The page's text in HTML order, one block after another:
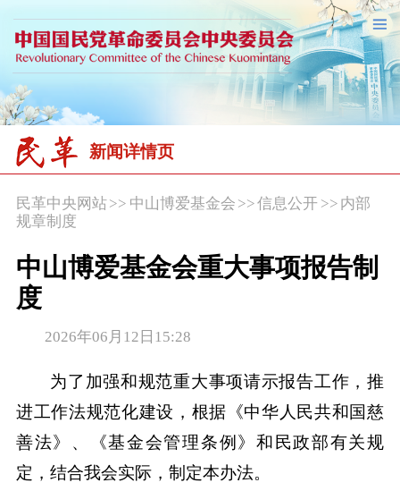
新闻详情页
民革中央网站>> 中山博爱基金会 >>信息公开 >> 内部
规章制度
中山博爱基金会重大事项报告制
度
2026年06月12日15:28
为了加强和规范重大事项请示报告工作，推
进工作法规范化建设，根据《中华人民共和国慈
善法》、《基金会管理条例》和民政部有关规
定，结合我会实际，制定本办法。